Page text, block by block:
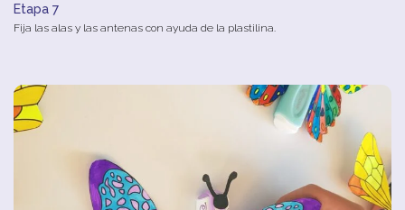
Etapa 7
Fija las alas y las antenas con ayuda de la plastilina.